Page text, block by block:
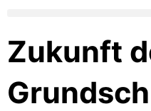
Zukunft